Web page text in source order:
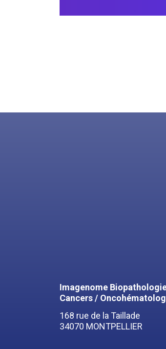
Imagenome
Cancers /
168 rue de la Taillade
34070 MONTPELLIER